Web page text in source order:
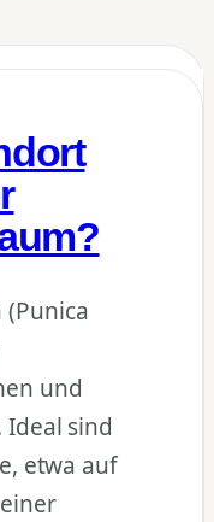
und
sind
etwa auf